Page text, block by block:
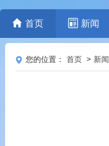
首页 新闻
您的位置： 首页 > 新闻